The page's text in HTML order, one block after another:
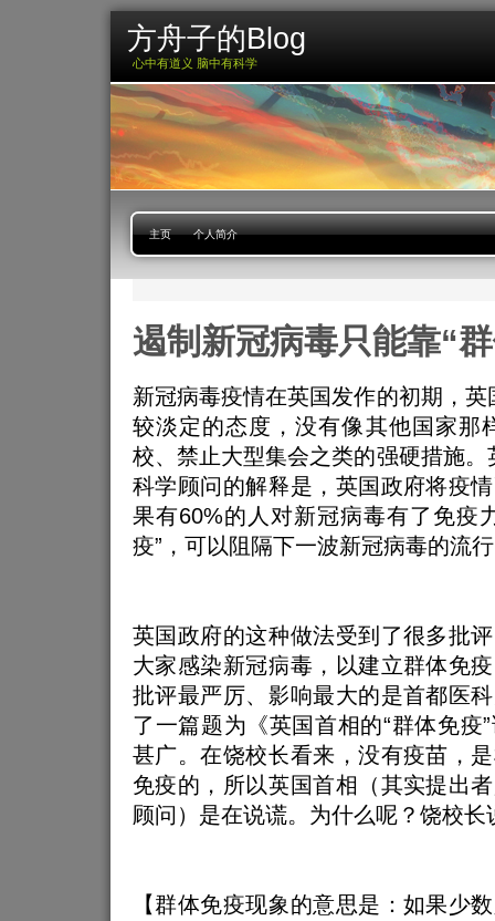
方舟子的Blog
心中有道义 脑中有科学
主页 个人简介
遏制新冠病毒只能靠“
新冠病毒疫情在英国发作的初期，英
较淡定的态度，没有像其他国家那
校、禁止大型集会之类的强硬措施。
科学顾问的解释是，英国政府将疫
果有60%的人对新冠病毒有了免疫
疫”，可以阻隔下一波新冠病毒的流
英国政府的这种做法受到了很多批
大家感染新冠病毒，以建立群体免
批评最严厉、影响最大的是首都医
了一篇题为《英国首相的“群体免疫
甚广。在饶校长看来，没有疫苗，
免疫的，所以英国首相（其实提出
顾问）是在说谎。为什么呢？饶校长
【群体免疫现象的意思是：如果少